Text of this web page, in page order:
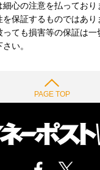
心の注意を払っており
保証するものではあり
っても損害等の保証は一
い。
PAGE TOP